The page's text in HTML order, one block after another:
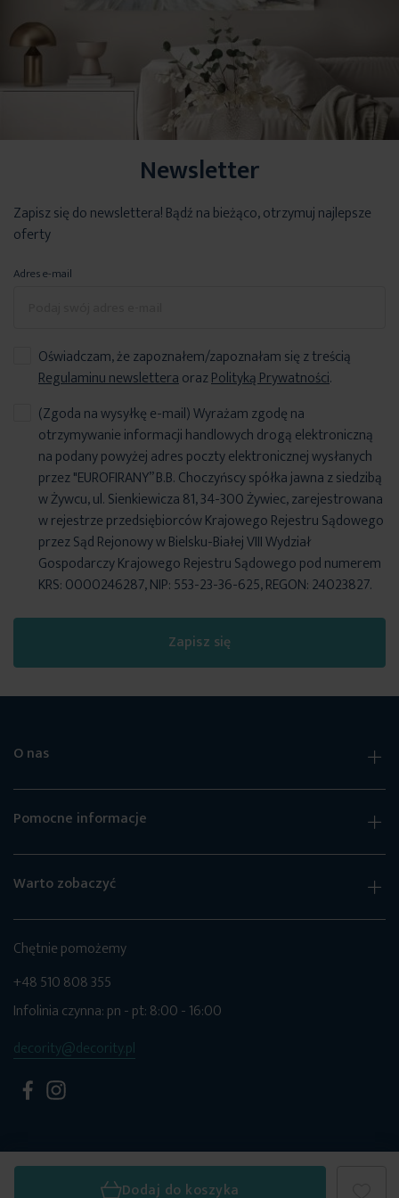
Dodaj do koszyka
Newsletter
Zapisz się do newslettera! Bądź na bieżąco, otrzymuj najlepsze
oferty
Adres e-mail
Oświadczam, że zapoznałem/zapoznałam się z treścią
Regulaminu newsletteraorazPolityką Prywatności.
Zapisz się
(Zgoda na wysyłkę e-mail) Wyrażam zgodę na
otrzymywanie informacji handlowych drogą elektroniczną
na podany powyżej adres poczty elektronicznej wysłanych
przez "EUROFIRANY” B.B. Choczyńscy spółka jawna z siedzibą
w Żywcu, ul. Sienkiewicza 81, 34-300 Żywiec, zarejestrowana
w rejestrze przedsiębiorców Krajowego Rejestru Sądowego
przez Sąd Rejonowy w Bielsku-Białej VIII Wydział
Gospodarczy Krajowego Rejestru Sądowego pod numerem
KRS: 0000246287, NIP: 553-23-36-625, REGON: 24023827.
O nas
Pomocne informacje
Warto zobaczyć
Chętnie pomożemy
+48 510 808 355
Infolinia czynna: pn - pt: 8:00 - 16:00
decority@decority.pl
© 2026 Decority. Wszystkie prawa zastrzeżone.